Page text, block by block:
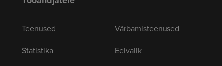
Teenused
Statistika
Värbamisteenused
Eelvalik